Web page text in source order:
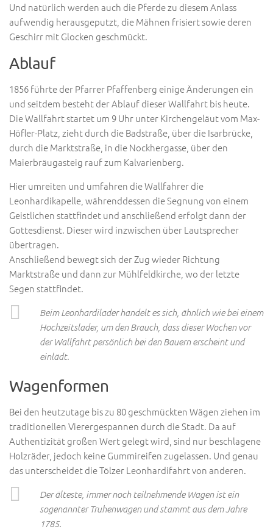
Und natürlich werden auch die Pferde zu diesem Anlass
aufwendig herausgeputzt, die Mähnen frisiert sowie deren
Geschirr mit Glocken geschmückt.
Ablauf
1856 führte der Pfarrer Pfaffenberg einige Änderungen ein
und seitdem besteht der Ablauf dieser Wallfahrt bis heute.
Die Wallfahrt startet um 9 Uhr unter Kirchengeläut vom Max-
Höfler-Platz, zieht durch die Badstraße, über die Isarbrücke,
durch die Marktstraße, in die Nockhergasse, über den
Maierbräugasteig rauf zum Kalvarienberg.
Hier umreiten und umfahren die Wallfahrer die
Leonhardikapelle, währenddessen die Segnung von einem
Geistlichen stattfindet und anschließend erfolgt dann der
Gottesdienst. Dieser wird inzwischen über Lautsprecher
übertragen.
Anschließend bewegt sich der Zug wieder Richtung
Marktstraße und dann zur Mühlfeldkirche, wo der letzte
Segen stattfindet.
Beim Leonhardilader handelt es sich, ähnlich wie bei einem
Hochzeitslader, um den Brauch, dass dieser Wochen vor
der Wallfahrt persönlich bei den Bauern erscheint und
einlädt.
Wagenformen
Bei den heutzutage bis zu 80 geschmückten Wägen ziehen im
traditionellen Vierergespannen durch die Stadt. Da auf
Authentizität großen Wert gelegt wird, sind nur beschlagene
Holzräder, jedoch keine Gummireifen zugelassen. Und genau
das unterscheidet die Tölzer Leonhardifahrt von anderen.
Der älteste, immer noch teilnehmende Wagen ist ein
sogenannter Truhenwagen und stammt aus dem Jahre
1785.